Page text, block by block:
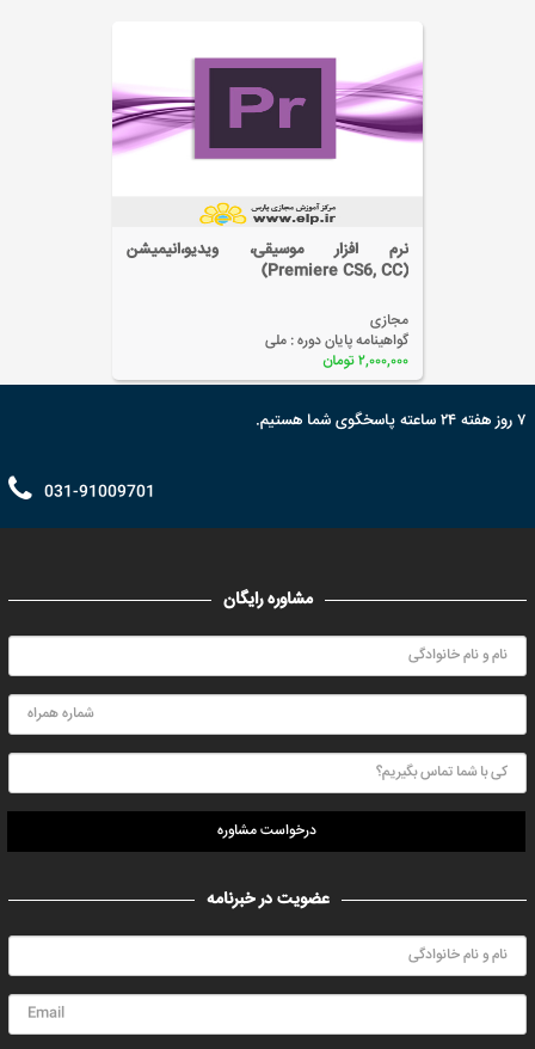
آموزش نرم افزار بانک اطلاعاتی (Access)
گواهینامه پایان دوره :
۷ روز هفته ۲۴ ساعته پاسخگوی شما هستیم.
031-91009701
مشاوره رایگان
درخواست مشاوره
عضویت در خبرنامه